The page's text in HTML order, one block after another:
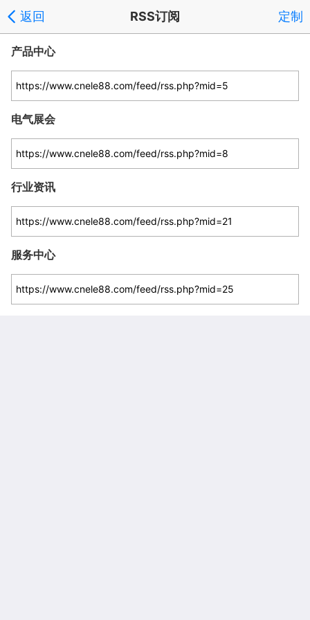
返回 RSS订阅 定制
产品中心
电气展会
行业资讯
服务中心